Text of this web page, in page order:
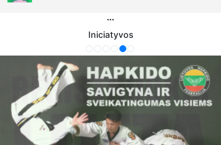
Iniciatyvos